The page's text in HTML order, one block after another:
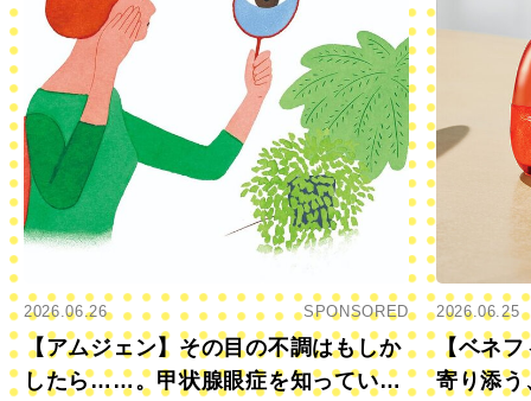
2026.06.26 SPONSORED
【アムジェン】その目の不調はもしか
したら……。甲状腺眼症を知っていま
2026.06.25
【ベネフ
寄り添う